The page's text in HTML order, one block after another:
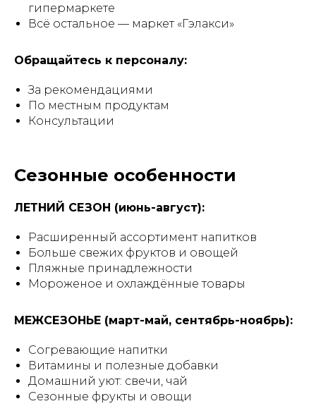
гипермаркете
Всё остальное — маркет «Гэлакси»
Обращайтесь к персоналу:
За рекомендациями
По местным продуктам
Консультации
Сезонные особенности
ЛЕТНИЙ СЕЗОН (июнь-август):
Расширенный ассортимент напитков
Больше свежих фруктов и овощей
Пляжные принадлежности
Мороженое и охлаждённые товары
МЕЖСЕЗОНЬЕ (март-май, сентябрь-ноябрь):
Согревающие напитки
Витамины и полезные добавки
Домашний уют: свечи, чай
Сезонные фрукты и овощи